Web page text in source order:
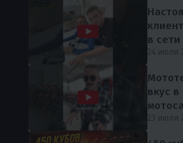
в
24 июля
вкус в
😎
23 июля